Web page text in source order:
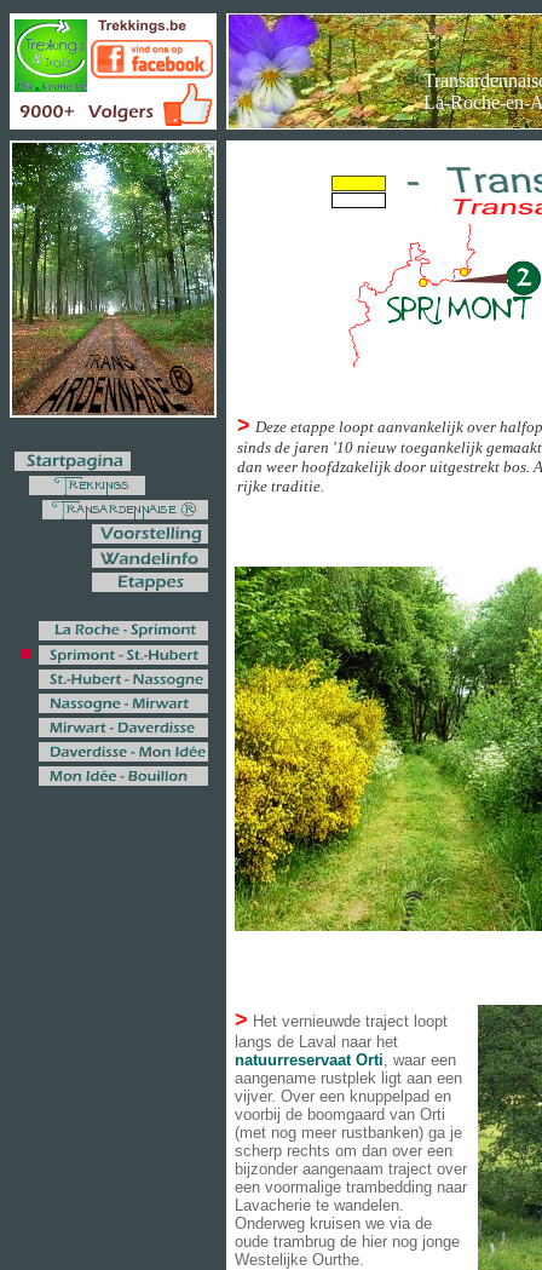
> Het vernieuwde traject loopt
langs de Laval naar het
natuurreservaat Orti, waar een
aangename rustplek ligt aan een
vijver. Over een knuppelpad en
voorbij de boomgaard van Orti
(met nog meer rustbanken) ga je
scherp rechts om dan over een
bijzonder aangenaam traject over
een voormalige trambedding naar
Lavacherie te wandelen.
Onderweg kruisen we via de
oude trambrug de hier nog jonge
Westelijke Ourthe.
> Deze etappe loopt aanvankelijk over
sinds de jaren '10 nieuw toegankelijk
dan weer hoofdzakelijk door uitgestrekt bos.
rijke traditie.
La-Roche-en-